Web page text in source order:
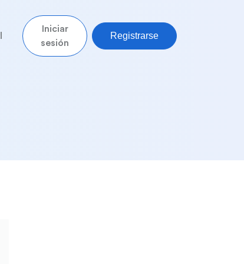
Iniciar
sesión
Registrarse